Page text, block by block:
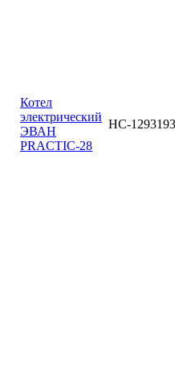
Котел
электрический
ЭВАН
PRACTIC-28
НС-1293193